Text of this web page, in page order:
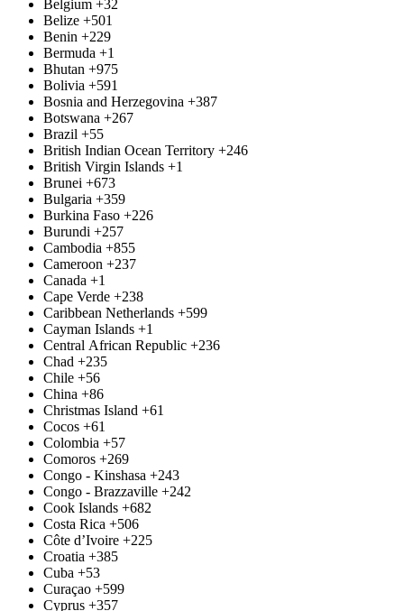
Belgium +32
Belize +501
Benin +229
Bermuda +1
Bhutan +975
Bolivia +591
Bosnia and Herzegovina +387
Botswana +267
Brazil +55
British Indian Ocean Territory +246
British Virgin Islands +1
Brunei +673
Bulgaria +359
Burkina Faso +226
Burundi +257
Cambodia +855
Cameroon +237
Canada +1
Cape Verde +238
Caribbean Netherlands +599
Cayman Islands +1
Central African Republic +236
Chad +235
Chile +56
China +86
Christmas Island +61
Cocos +61
Colombia +57
Comoros +269
Congo - Kinshasa +243
Congo - Brazzaville +242
Cook Islands +682
Costa Rica +506
Côte d’Ivoire +225
Croatia +385
Cuba +53
Curaçao +599
Cyprus +357